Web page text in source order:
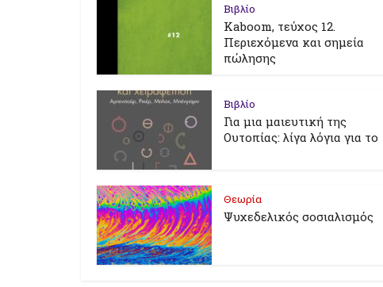
Βιβλίο
Kaboom, τεύχος 12.
Περιεχόμενα και σημεία
πώλησης
Βιβλίο
Για μια μαιευτική της
Ουτοπίας: λίγα λόγια για το
Θεωρία
Ψυχεδελικός σοσιαλισμός